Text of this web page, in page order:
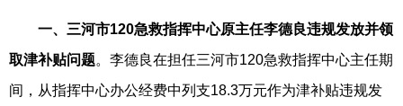
一、三河市120急救指挥中心原主任李德良违规发放并领
取津补贴问题。李德良在担任三河市120急救指挥中心主任期
间，从指挥中心办公经费中列支18.3万元作为津补贴违规发